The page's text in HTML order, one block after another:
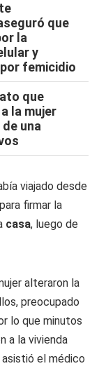
que
la
y
femicidio
que
la mujer
una
viajado desde
firmar la
casa, luego de
alteraron la
preocupado
lo que minutos
a la vivienda
el médico